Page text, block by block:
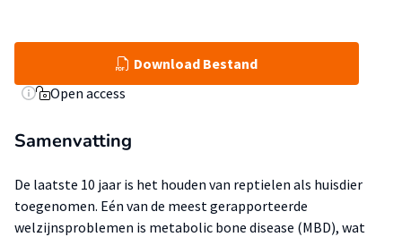
Download Bestand
Open access
Samenvatting
De laatste 10 jaar is het houden van reptielen als huisdier
toegenomen. Eén van de meest gerapporteerde
welzijnsproblemen is metabolic bone disease (MBD), wat